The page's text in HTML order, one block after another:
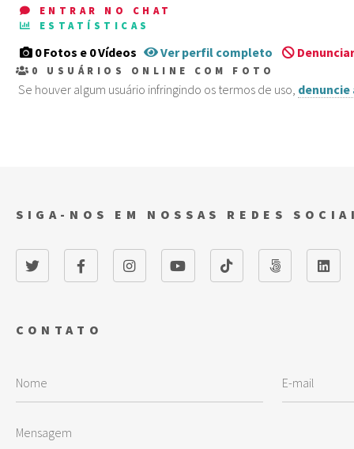
ENTRAR NO CHAT
ESTATÍSTICAS
0 Fotos e 0 Vídeos Ver perfil completo
0 USUÁRIOS ONLINE COM FOTO
Se houver algum usuário infringindo os termos de uso, denuncie
CONTATO
SIGA-NOS EM NOSSAS REDES